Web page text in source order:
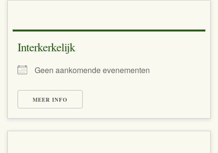
Interkerkelijk
Geen aankomende evenementen
MEER INFO